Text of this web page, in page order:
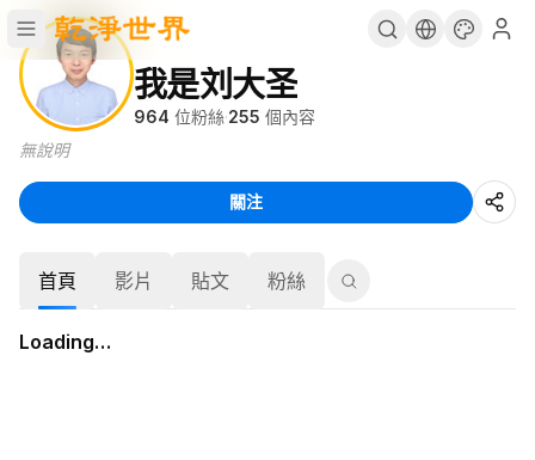
我是刘大圣
964 位粉絲·255 個內容
無說明
關注
首頁 影片 貼文 粉絲
Loading…